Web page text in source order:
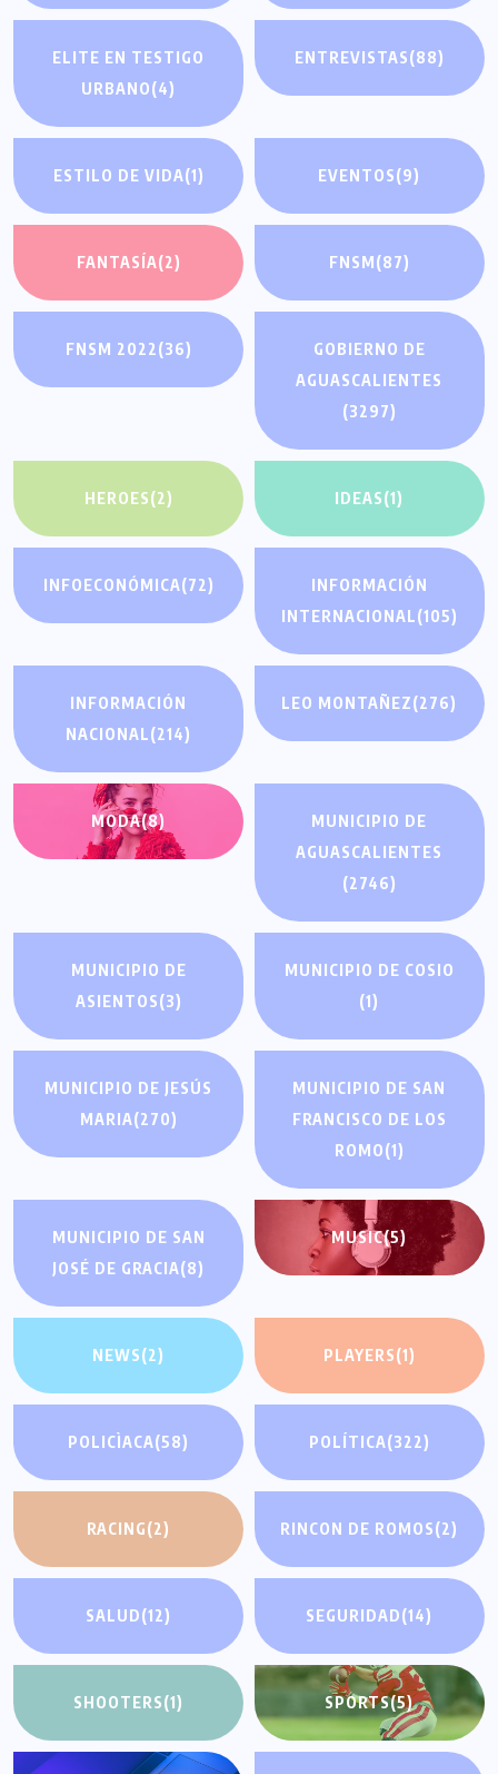
ELITE EN TESTIGO
URBANO(4)
ENTREVISTAS(88)
ESTILO DE VIDA(1) EVENTOS(9)
FANTASÍA(2) FNSM(87)
FNSM 2022(36)
GOBIERNO DE
AGUASCALIENTES
(3297)
HEROES(2) IDEAS(1)
INFOECONÓMICA(72)
INFORMACIÓN
INTERNACIONAL(105)
INFORMACIÓN
NACIONAL(214)
LEO MONTAÑEZ(276)
MODA(8)
MUNICIPIO DE
AGUASCALIENTES
(2746)
MUNICIPIO DE
ASIENTOS(3)
MUNICIPIO DE COSIO
(1)
MUNICIPIO DE JESÚS
MARIA(270)
MUNICIPIO DE SAN
FRANCISCO DE LOS
ROMO(1)
MUNICIPIO DE SAN
JOSÉ DE GRACIA(8)
MUSIC(5)
NEWS(2) PLAYERS(1)
POLICÌACA(58) POLÍTICA(322)
RACING(2) RINCON DE ROMOS(2)
SALUD(12) SEGURIDAD(14)
SHOOTERS(1) SPORTS(5)